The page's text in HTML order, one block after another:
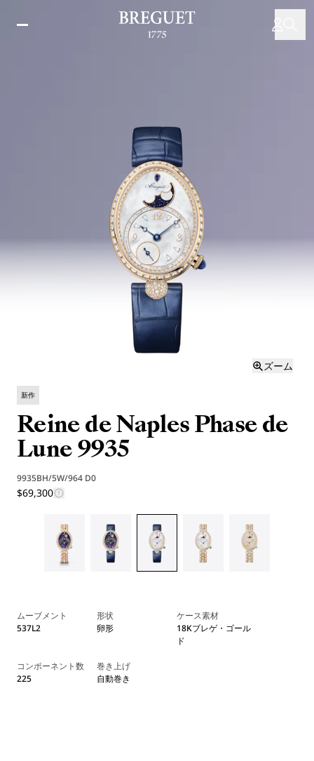
ズーム
新作
Reine de Naples Phase de
Lune 9935
9935BH/5W/964 D0
$69,300
ムーブメント
537L2
形状
卵形
ケース素材
18Kブレゲ・ゴール
ド
コンポーネント数
225
巻き上げ
自動巻き